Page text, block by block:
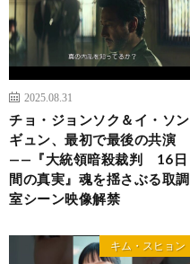
2025.08.31
チョ・ジョンソク＆イ・ソン
ギュン、最初で最後の共演
——『大統領暗殺裁判 16日
間の真実』魂を揺さぶる取調
室シーン映像解禁
キム・スヒョン